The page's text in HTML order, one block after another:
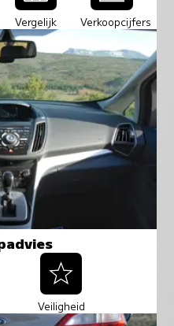
Vergelijk Verkoopcijfers
Veiligheid